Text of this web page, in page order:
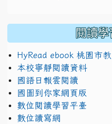
閱讀
HyRead ebook 桃園市
本校寧靜閱讀資料
國語日報雲閱讀
國圖到你家網頁版
數位閱讀學習平臺
數位讀寫網